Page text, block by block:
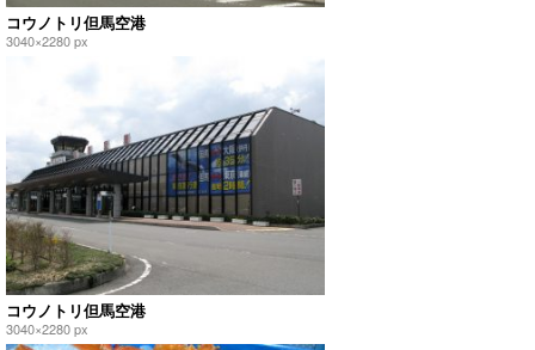
コウノトリ但馬空港
3040×2280 px
コウノトリ但馬空港
3040×2280 px